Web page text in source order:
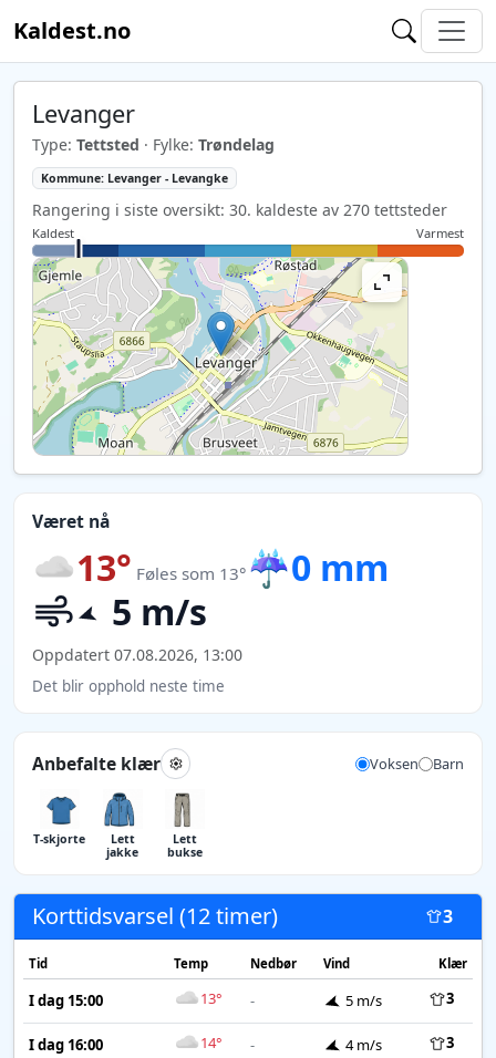
Kaldest.no
Levanger
Type: Tettsted · Fylke: Trøndelag
Kommune: Levanger - Levangke
Rangering i siste oversikt: 30. kaldeste av 270 tettsteder
Kaldest Varmest
Været nå
13° Føles som 13° ☔0 mm
5 m/s
Oppdatert 07.08.2026, 13:00
Det blir opphold neste time
Anbefalte klær Voksen Barn
T-skjorte
Lett
jakke
Lett
bukse
Korttidsvarsel (12 timer) 3
Tid Temp Nedbør Vind Klær
I dag 15:00 13° - 5 m/s 3
I dag 16:00 14° - 4 m/s 3